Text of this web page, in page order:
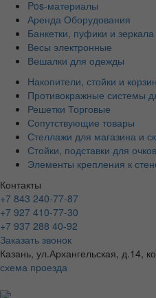
Pos-материалы
Аренда Оборудования
Банкетки, пуфики и зеркала
Весы электронные
Вешалки для одежды
Накопители, стойки и
Противокражные системы
Решетки Торговые
Сопутствующие товары
Стеллажи для магазина и
Стойки, подставки для очков
Элементы крепления к
Контакты
+7 843 240-77-87
+7 927 410-77-30
+7 937 288 40-92
Заказать звонок
Казань, ул.Архангельская, д.14,
схема проезда